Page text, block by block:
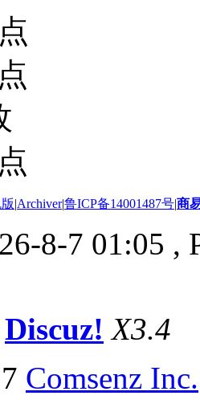
|Archiver|鲁ICP备14001487号|商
8-7 01:05 ,
Discuz! X3.4
Comsenz Inc.